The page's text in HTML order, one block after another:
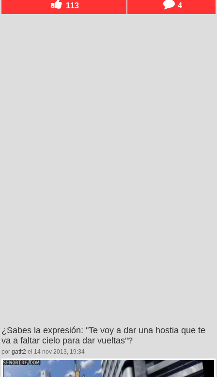
113 4
¿Sabes la expresión: ''Te voy a dar una hostia que te
va a faltar cielo para dar vueltas''?
por gatit2 el 14 nov 2013, 19:34